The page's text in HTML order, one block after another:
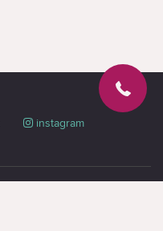
instagram